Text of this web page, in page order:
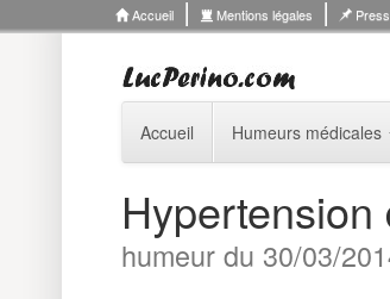
Accueil Mentions légales
Accueil Humeurs médicales
humeur du 30/03/